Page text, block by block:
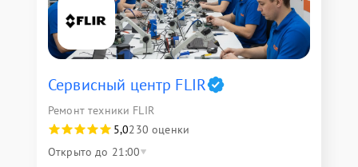
Сервисный центр FLIR
Ремонт техники FLIR
5,0230 оценки
Открыто до 21:00